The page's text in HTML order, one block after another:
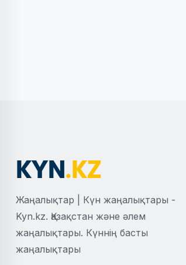
Жаңалықтар | Күн жаңалықтары -
Kyn.kz. Қазақстан және әлем
жаңалықтары. Күннің басты
жаңалықтары